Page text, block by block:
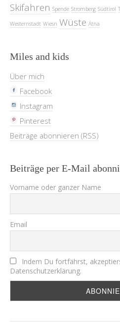
Skifahren Spende Stromberg Südtirol
Westernstadt Wiesn Wüste Ätna
Miles and kids
Über mich
Facebook
Instagram
Pinterest
Beiträge abonnieren (RSS)
Beiträge per E-Mail
Vorname oder ganzer Name
Email
Indem Du fortfährst,
Datenschutzerklärung.